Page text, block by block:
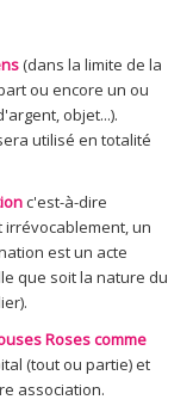
(dans la limite de la
ou encore un ou
objet...).
utilisé en totalité
c'est-à-dire
un
est un acte
que soit la nature du
Roses comme
(tout ou partie) et
association.